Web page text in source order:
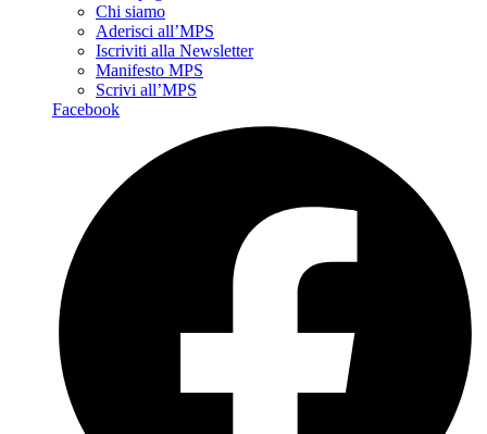
Chi siamo
Aderisci all’MPS
Iscriviti alla Newsletter
Manifesto MPS
Scrivi all’MPS
Facebook